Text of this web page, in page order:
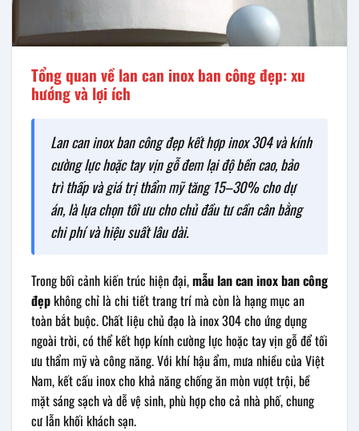
Tổng quan về lan can inox ban công đẹp: xu
hướng và lợi ích
Lan can inox ban công đẹp kết hợp inox 304 và kính
cường lực hoặc tay vịn gỗ đem lại độ bền cao, bảo
trì thấp và giá trị thẩm mỹ tăng 15–30% cho dự
án, là lựa chọn tối ưu cho chủ đầu tư cần cân bằng
chi phí và hiệu suất lâu dài.
Trong bối cảnh kiến trúc hiện đại,mẫu lan can inox ban công
đẹpkhông chỉ là chi tiết trang trí mà còn là hạng mục an
toàn bắt buộc. Chất liệu chủ đạo là inox 304 cho ứng dụng
ngoài trời, có thể kết hợp kính cường lực hoặc tay vịn gỗ để tối
ưu thẩm mỹ và công năng. Với khí hậu ẩm, mưa nhiều của Việt
Nam, kết cấu inox cho khả năng chống ăn mòn vượt trội, bề
mặt sáng sạch và dễ vệ sinh, phù hợp cho cả nhà phố, chung
cư lẫn khối khách sạn.